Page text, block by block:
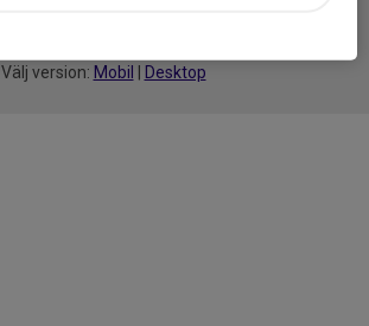
Välj version: Mobil Desktop